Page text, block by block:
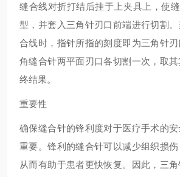
缝合线对折打结后挂于上夹具上，使
型，并套入三角针刃口前端进行切割
合线时，指针所指的刻度即为三角针
角缝合针两平面刃口各切割一次，取
终结果。
重要性
确保缝合针的锋利度对于医疗手术的
重要。锋利的缝合针可以减少组织损伤
从而有助于患者更快恢复。因此，三